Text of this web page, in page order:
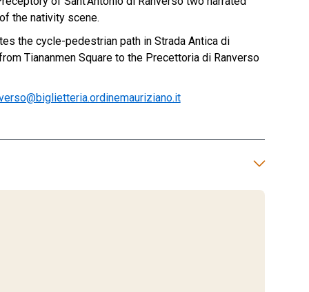
the nativity scene.
the cycle-pedestrian path in Strada Antica di
Tiananmen Square to the Precettoria di Ranverso